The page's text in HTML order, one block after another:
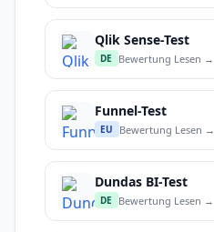
Qlik Sense-Test
DE Bewertung Lesen →
Funnel-Test
EU Bewertung Lesen →
Dundas BI-Test
DE Bewertung Lesen →